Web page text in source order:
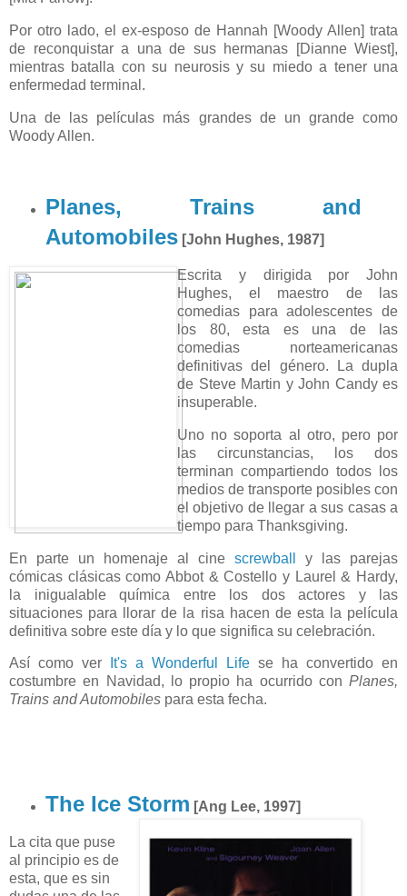
Por otro lado, el ex-esposo de Hannah [Woody Allen] trata
de reconquistar a una de sus hermanas [Dianne Wiest],
mientras batalla con su neurosis y su miedo a tener una
enfermedad terminal.
Una de las películas más grandes de un grande como
Woody Allen.
Planes, Trains and
Automobiles[John Hughes, 1987]
Escrita y dirigida por John
Hughes, el maestro de las
comedias para adolescentes de
los 80, esta es una de las
comedias norteamericanas
definitivas del género. La dupla
de Steve Martin y John Candy es
insuperable.
Uno no soporta al otro, pero por
las circunstancias, los dos
terminan compartiendo todos los
medios de transporte posibles con
el objetivo de llegar a sus casas a
tiempo para Thanksgiving.
En parte un homenaje al cine screwball
y las parejas
cómicas clásicas como Abbot & Costello y Laurel & Hardy,
la inigualable química entre los dos actores y las
situaciones para llorar de la risa hacen de esta la película
definitiva sobre este día y lo que significa su celebración.
Así como ver It's a Wonderful Life se ha convertido en
costumbre en Navidad, lo propio ha ocurrido con Planes,
Trains and Automobiles para esta fecha.
The Ice Storm [Ang Lee, 1997]
La cita que puse
al principio es de
esta, que es sin